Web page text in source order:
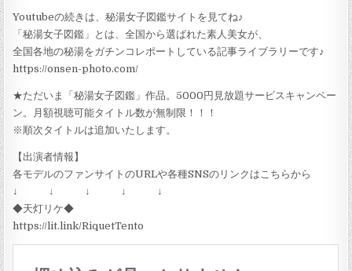
Youtubeの続きは、秘湯女子図鑑サイトを見てね♪
「秘湯女子図鑑」とは、全国から選ばれた素人美女が、
全国各地の秘湯をガチンコレポートしている記事ライブラリーです♪
https://onsen-photo.com/
★ただいま「秘湯女子図鑑」作品。5000円見放題サービスキャンペー
ン。月額視聴可能タイトル数が無制限！！！
※順次タイトルは追加いたします。
【出演者情報】
各モデルのファンサイトのURLや各種SNSのリンクはこちらから
↓ ↓ ↓ ↓ ↓
◆天灯リケ◆
https://lit.link/RiquetTento